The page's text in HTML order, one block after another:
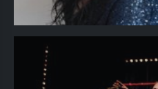
22 oct2021